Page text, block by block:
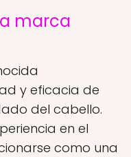
marca
y eficacia de
del cabello.
en el
como una